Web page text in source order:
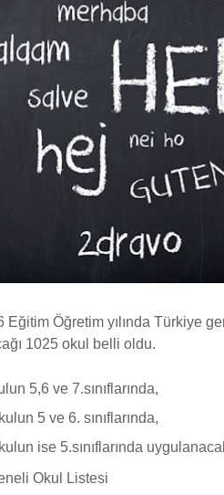
Eğitim Öğretim yılında Türkiye
1025 okul belli oldu.
5,6 ve 7.sınıflarında,
5 ve 6. sınıflarında,
ise 5.sınıflarında
Okul Listesi